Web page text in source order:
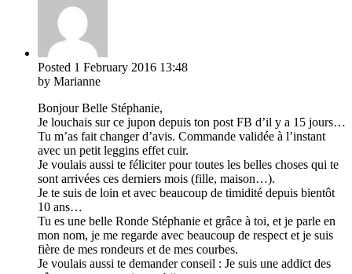
Posted 1 February 2016 13:48
by Marianne
Bonjour Belle Stéphanie,
Je louchais sur ce jupon depuis ton post FB d’il y a 15 jours…
Tu m’as fait changer d’avis. Commande validée à l’instant
avec un petit leggins effet cuir.
Je voulais aussi te féliciter pour toutes les belles choses qui te
sont arrivées ces derniers mois (fille, maison…).
Je te suis de loin et avec beaucoup de timidité depuis bientôt
10 ans…
Tu es une belle Ronde Stéphanie et grâce à toi, et je parle en
mon nom, je me regarde avec beaucoup de respect et je suis
fière de mes rondeurs et de mes courbes.
Je voulais aussi te demander conseil : Je suis une addict des